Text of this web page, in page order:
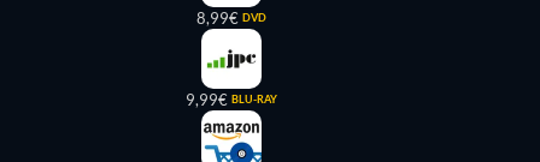
8,99€ DVD
9,99€ BLU-RAY